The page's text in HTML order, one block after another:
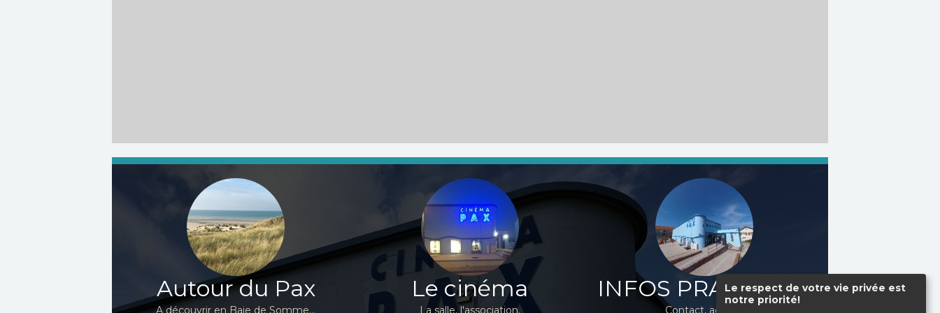
Le respect de votre vie privée est
notre priorité!
Autour du Pax
A découvrir en Baie de Somme...
Le cinéma
La salle, l'association.
INFOS PRATIQUES
Contact, accès...